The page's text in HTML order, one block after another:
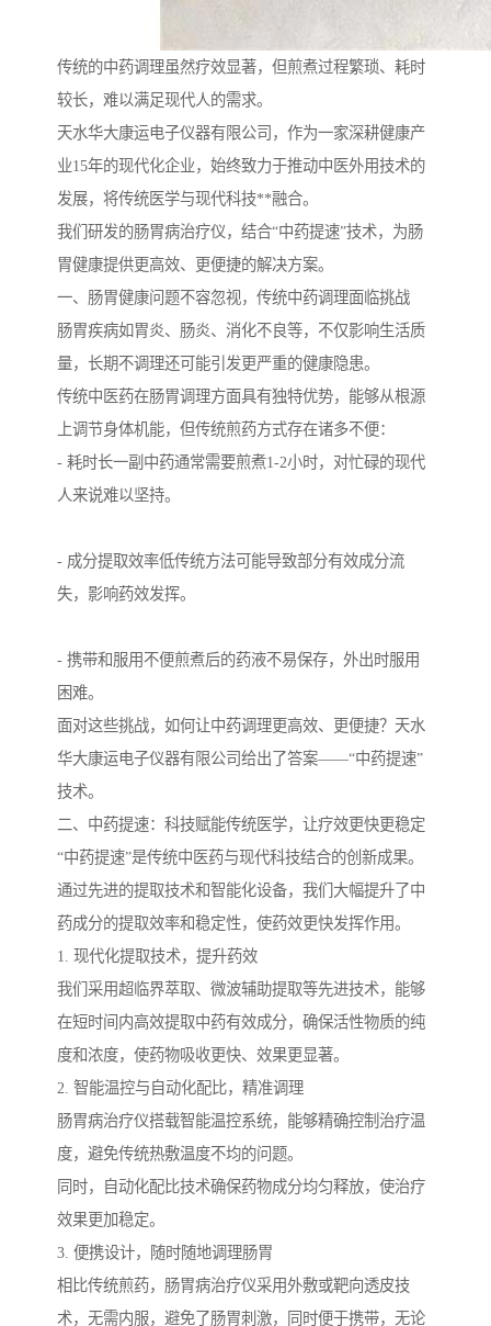
传统的中药调理虽然疗效显著，但煎煮过程繁琐、耗时
较长，难以满足现代人的需求。
天水华大康运电子仪器有限公司，作为一家深耕健康产
业15年的现代化企业，始终致力于推动中医外用技术的
发展，将传统医学与现代科技**融合。
我们研发的肠胃病治疗仪，结合“中药提速”技术，为肠
胃健康提供更高效、更便捷的解决方案。
一、肠胃健康问题不容忽视，传统中药调理面临挑战
肠胃疾病如胃炎、肠炎、消化不良等，不仅影响生活质
量，长期不调理还可能引发更严重的健康隐患。
传统中医药在肠胃调理方面具有独特优势，能够从根源
上调节身体机能，但传统煎药方式存在诸多不便：
- 耗时长一副中药通常需要煎煮1-2小时，对忙碌的现代
人来说难以坚持。
- 成分提取效率低传统方法可能导致部分有效成分流
失，影响药效发挥。
- 携带和服用不便煎煮后的药液不易保存，外出时服用
困难。
面对这些挑战，如何让中药调理更高效、更便捷？天水
华大康运电子仪器有限公司给出了答案——“中药提速”
技术。
二、中药提速：科技赋能传统医学，让疗效更快更稳定
“中药提速”是传统中医药与现代科技结合的创新成果。
通过先进的提取技术和智能化设备，我们大幅提升了中
药成分的提取效率和稳定性，使药效更快发挥作用。
1. 现代化提取技术，提升药效
我们采用超临界萃取、微波辅助提取等先进技术，能够
在短时间内高效提取中药有效成分，确保活性物质的纯
度和浓度，使药物吸收更快、效果更显著。
2. 智能温控与自动化配比，精准调理
肠胃病治疗仪搭载智能温控系统，能够精确控制治疗温
度，避免传统热敷温度不均的问题。
同时，自动化配比技术确保药物成分均匀释放，使治疗
效果更加稳定。
3. 便携设计，随时随地调理肠胃
相比传统煎药，肠胃病治疗仪采用外敷或靶向透皮技
术，无需内服，避免了肠胃刺激，同时便于携带，无论